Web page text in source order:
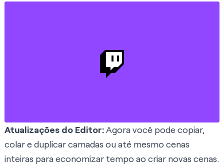
Atualizações do Editor:Agora você pode copiar,
colar e duplicar camadas ou até mesmo cenas
inteiras para economizar tempo ao criar novas cenas.